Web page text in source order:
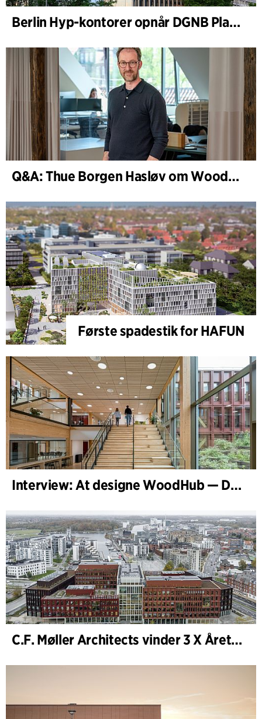
Berlin Hyp-kontorer opnår DGNB Platin og Diamant for klimavenlig arkitektur i høj kvalitet
Q&A: Thue Borgen Hasløv om WoodHub
Første spadestik for HAFUN
Interview: At designe WoodHub — Danmarks største træbyggeri
C.F. Møller Architects vinder 3 X Årets Byggeri 2025